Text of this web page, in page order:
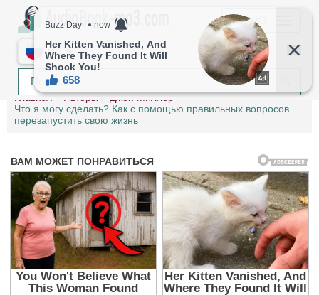
МЕНЮ
RU
Главная Авторы
Джон Миллер
Что я могу сделать? Как с помощью правильных вопросов
перезапустить свою жизнь